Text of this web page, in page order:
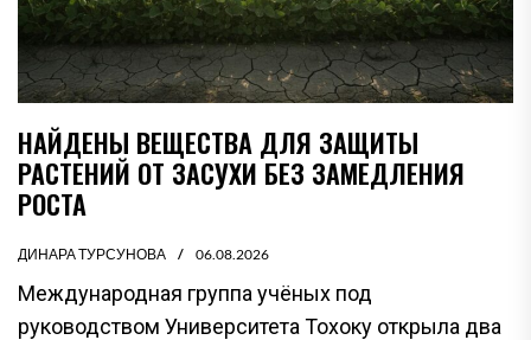
НАЙДЕНЫ ВЕЩЕСТВА ДЛЯ ЗАЩИТЫ
РАСТЕНИЙ ОТ ЗАСУХИ БЕЗ ЗАМЕДЛЕНИЯ
РОСТА
ДИНАРА ТУРСУНОВА 06.08.2026
Международная группа учёных под
руководством Университета Тохоку открыла два